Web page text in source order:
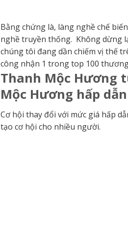
Bằng chứng là, làng nghề chế
nghề truyền thống. Không dừng
chúng tôi đang dần chiếm vị thế
công nhận 1 trong top 100
Thanh Mộc Hương
Mộc Hương hấp dẫn
Cơ hội thay đổi với mức giá hấp
tạo cơ hội cho nhiều người.